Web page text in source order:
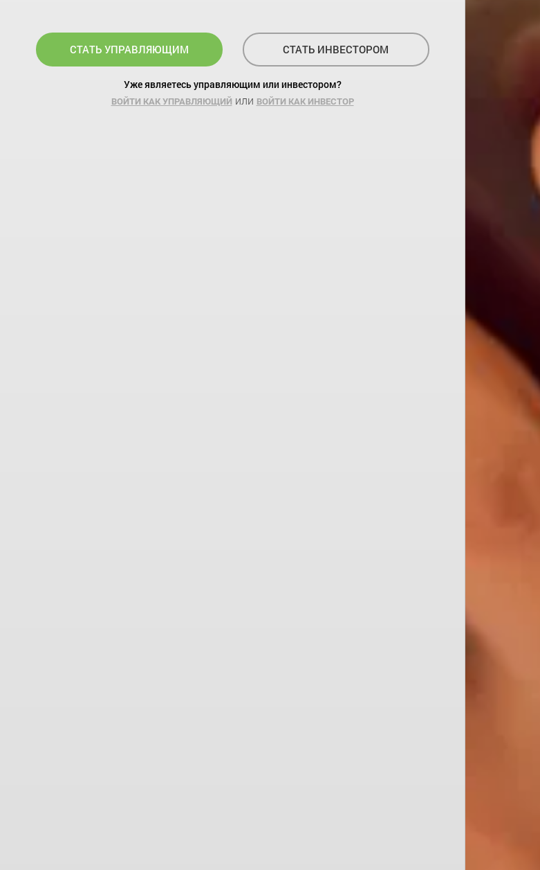
СТАТЬ УПРАВЛЯЮЩИМ СТАТЬ ИНВЕСТОРОМ
Уже являетесь управляющим или инвестором?
ВОЙТИ КАК УПРАВЛЯЮЩИЙ или ВОЙТИ КАК ИНВЕСТОР